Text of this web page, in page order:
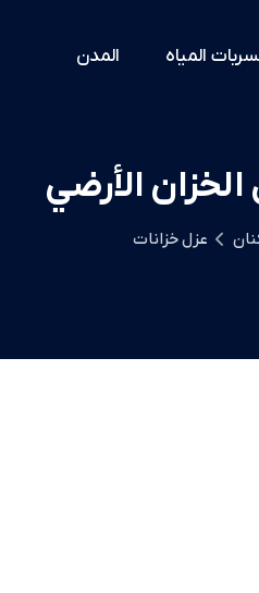
المياه المدن
الأرضي
عزل خزانات